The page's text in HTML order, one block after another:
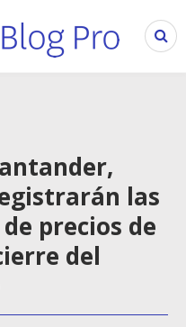
las
precios de
del